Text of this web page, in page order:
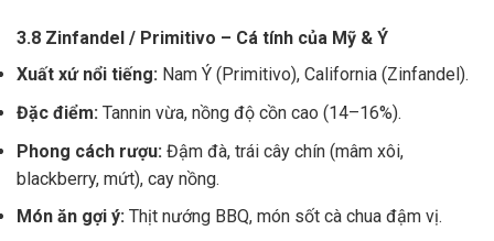
3.8 Zinfandel / Primitivo – Cá tính của Mỹ & Ý
Xuất xứ nổi tiếng: Nam Ý (Primitivo), California (Zinfandel).
Đặc điểm: Tannin vừa, nồng độ cồn cao (14–16%).
Phong cách rượu: Đậm đà, trái cây chín (mâm xôi,
blackberry, mứt), cay nồng.
Món ăn gợi ý: Thịt nướng BBQ, món sốt cà chua đậm vị.